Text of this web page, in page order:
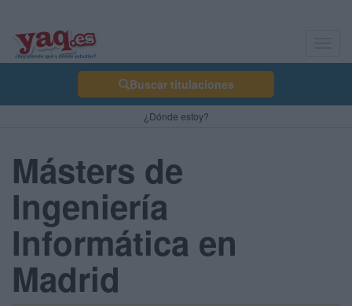
Buscar titulaciones
¿Dónde estoy?
Másters de
Ingeniería
Informática en
Madrid